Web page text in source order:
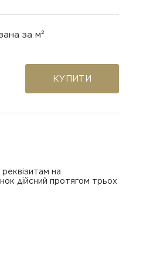
за м²
КУПИТИ
на
дійсний протягом трьох